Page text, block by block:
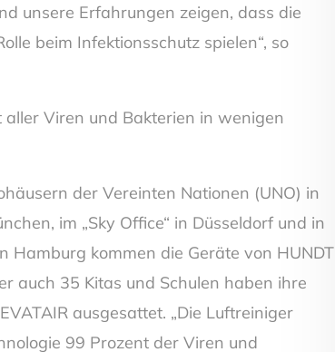
unsere Erfahrungen zeigen, dass die
beim Infektionsschutz spielen“, so
Viren und Bakterien in wenigen
der Vereinten Nationen (UNO) in
im „Sky Office“ in Düsseldorf und in
Hamburg kommen die Geräte von HUNDT
auch 35 Kitas und Schulen haben ihre
ausgesattet. „Die Luftreiniger
99 Prozent der Viren und